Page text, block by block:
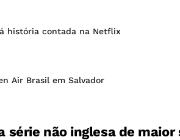
história contada na Netflix
Air Brasil em Salvador
série não inglesa de